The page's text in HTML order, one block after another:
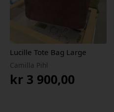
Lucille Tote Bag Large
Camilla Pihl
kr 3 900,00